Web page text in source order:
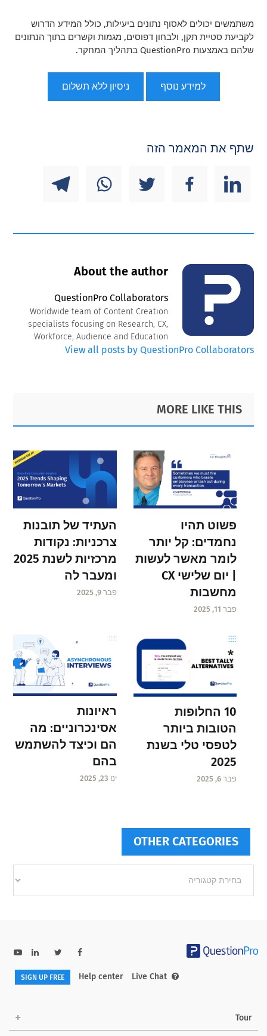
משתמשים יכולים לאסוף נתונים ביעילות, כולל המידע הדרוש
לקביעת סטיית תקן, ולבחון דפוסים, מגמות וקשרים בתוך הנתונים
שלהם באמצעות QuestionPro בתהליך המחקר.
למידע נוסף ניסיון ללא תשלום
שתף את המאמר הזה
About the author
QuestionPro Collaborators
Worldwide team of Content Creation
specialists focusing on Research, CX,
Workforce, Audience and Education.
View all posts by QuestionPro Collaborators
Primary
Sidebar
Footer
MORE LIKE THIS
פשוט תהיו
נחמדים: קל יותר
לומר מאשר לעשות
| יום שלישי CX
מחשבות
פבר 11, 2025
העתיד של תובנות
צרכניות: נקודות
מרכזיות לשנת 2025
ומעבר לה
פבר 9, 2025
10 החלופות
הטובות ביותר
לטפסי טלי בשנת
2025
פבר 6, 2025
ראיונות
אסינכרוניים: מה
הם וכיצד להשתמש
בהם
ינו 23, 2025
OTHER CATEGORIES
categories
Help center Live Chat
SIGN UP FREE
Tour